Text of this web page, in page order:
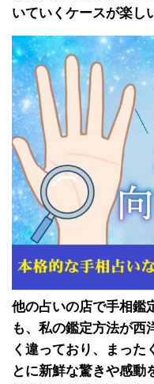
いていくケースが楽し
他の占いの店で手相鑑
も、私の鑑定方法が西
く違っており、まった
とに新鮮な驚きや感動